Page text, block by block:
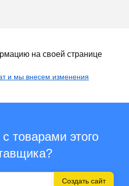
на своей странице
и мы внесем изменения
товарами этого
Создать сайт